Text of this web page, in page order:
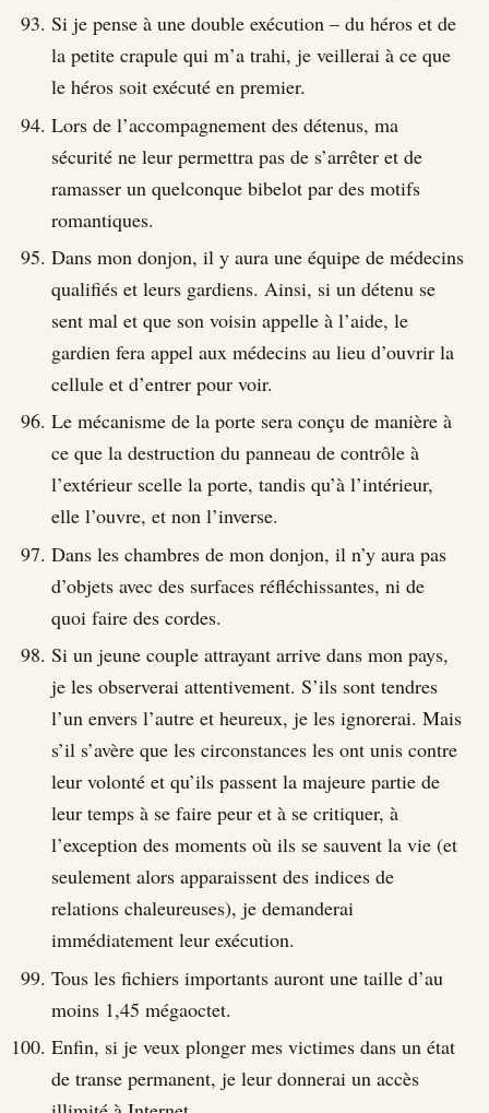
Si je pense à une double exécution – du héros et de
la petite crapule qui m’a trahi, je veillerai à ce que
le héros soit exécuté en premier.
Lors de l’accompagnement des détenus, ma
sécurité ne leur permettra pas de s’arrêter et de
ramasser un quelconque bibelot par des motifs
romantiques.
Dans mon donjon, il y aura une équipe de médecins
qualifiés et leurs gardiens. Ainsi, si un détenu se
sent mal et que son voisin appelle à l’aide, le
gardien fera appel aux médecins au lieu d’ouvrir la
cellule et d’entrer pour voir.
Le mécanisme de la porte sera conçu de manière à
ce que la destruction du panneau de contrôle à
l’extérieur scelle la porte, tandis qu’à l’intérieur,
elle l’ouvre, et non l’inverse.
Dans les chambres de mon donjon, il n’y aura pas
d’objets avec des surfaces réfléchissantes, ni de
quoi faire des cordes.
Si un jeune couple attrayant arrive dans mon pays,
je les observerai attentivement. S’ils sont tendres
l’un envers l’autre et heureux, je les ignorerai. Mais
s’il s’avère que les circonstances les ont unis contre
leur volonté et qu’ils passent la majeure partie de
leur temps à se faire peur et à se critiquer, à
l’exception des moments où ils se sauvent la vie (et
seulement alors apparaissent des indices de
relations chaleureuses), je demanderai
immédiatement leur exécution.
Tous les fichiers importants auront une taille d’au
moins 1,45 mégaoctet.
Enfin, si je veux plonger mes victimes dans un état
de transe permanent, je leur donnerai un accès